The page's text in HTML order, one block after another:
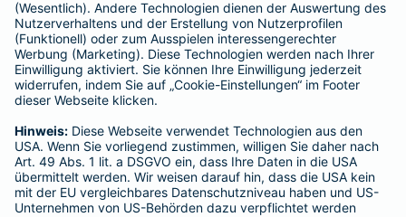
Kranken-Zusatzversicherung
Tierversicherungen
Haftpflichtversicherung
Hausratversicherung
Adresse ändern
Schaden melden
Kilometerstandsmeldung
Serviceübersicht